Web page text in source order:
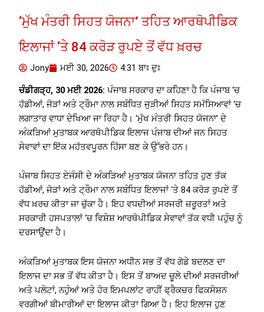
‘ਮੁੱਖ ਮੰਤਰੀ ਸਿਹਤ ਯੋਜਨਾ’ ਤਹਿਤ ਆਰਥੋਪੀਡਿਕ
ਇਲਾਜਾਂ ‘ਤੇ 84 ਕਰੋੜ ਰੁਪਏ ਤੋਂ ਵੱਧ ਖ਼ਰਚ
Jony ਮਈ 30, 2026 4:31 ਬਾਃ ਦੁਃ
ਚੰਡੀਗੜ੍ਹ, 30 ਮਈ 2026: ਪੰਜਾਬ ਸਰਕਾਰ ਦਾ ਕਹਿਣਾ ਹੈ ਕਿ ਪੰਜਾਬ ‘ਚ
ਹੱਡੀਆਂ, ਜੋੜਾਂ ਅਤੇ ਟ੍ਰੌਮਾ ਨਾਲ ਸਬੰਧਿਤ ਜੁੜੀਆਂ ਸਿਹਤ ਸਮੱਸਿਆਵਾਂ ‘ਚ
ਲਗਾਤਾਰ ਵਾਧਾ ਦੇਖਿਆ ਜਾ ਰਿਹਾ ਹੈ। ‘ਮੁੱਖ ਮੰਤਰੀ ਸਿਹਤ ਯੋਜਨਾ’ ਦੇ
ਅੰਕੜਿਆਂ ਮੁਤਾਬਕ ਆਰਥੋਪੀਡਿਕ ਇਲਾਜ ਪੰਜਾਬ ਦੀਆਂ ਜਨ ਸਿਹਤ
ਸੇਵਾਵਾਂ ਦਾ ਇੱਕ ਮਹੱਤਵਪੂਰਨ ਹਿੱਸਾ ਬਣ ਕੇ ਉੱਭਰੇ ਹਨ।
ਪੰਜਾਬ ਸਿਹਤ ਏਜੰਸੀ ਦੇ ਅੰਕੜਿਆਂ ਮੁਤਾਬਕ ਯੋਜਨਾ ਤਹਿਤ ਹੁਣ ਤੱਕ
ਹੱਡੀਆਂ, ਜੋੜਾਂ ਅਤੇ ਟ੍ਰੌਮਾ ਨਾਲ ਸਬੰਧਿਤ ਇਲਾਜਾਂ ‘ਤੇ 84 ਕਰੋੜ ਰੁਪਏ ਤੋਂ
ਵੱਧ ਖ਼ਰਚ ਕੀਤਾ ਜਾ ਚੁੱਕਾ ਹੈ। ਇਹ ਵਧਦੀਆਂ ਸਰਜਰੀ ਜ਼ਰੂਰਤਾਂ ਅਤੇ
ਸਰਕਾਰੀ ਹਸਪਤਾਲਾਂ ‘ਚ ਵਿਸ਼ੇਸ਼ ਆਰਥੋਪੀਡਿਕ ਸੇਵਾਵਾਂ ਤੱਕ ਵਧੀ ਪਹੁੰਚ ਨੂੰ
ਦਰਸਾਉਂਦਾ ਹੈ।
ਅੰਕੜਿਆਂ ਮੁਤਾਬਕ ਇਸ ਯੋਜਨਾ ਅਧੀਨ ਸਭ ਤੋਂ ਵੱਧ ਗੋਡੇ ਬਦਲਣ ਦਾ
ਇਲਾਜ ਦਾ ਸਭ ਤੋਂ ਵੱਧ ਕੀਤਾ ਹੈ। ਇਸ ਤੋਂ ਬਾਅਦ ਚੂਲੇ ਦੀਆਂ ਸਰਜਰੀਆਂ
ਅਤੇ ਪਲੇਟਾਂ, ਨਹੁੰਆਂ ਅਤੇ ਹੋਰ ਇਮਪਲਾਂਟ ਰਾਹੀਂ ਫ੍ਰੈਕਚਰ ਫਿਕਸੇਸ਼ਨ
ਵਰਗੀਆਂ ਬੀਮਾਰੀਆਂ ਦਾ ਇਲਾਜ ਕੀਤਾ ਗਿਆ ਹੈ। ਇਹ ਇਲਾਜ ਹੁਣ